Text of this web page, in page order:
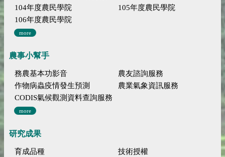
104年度農民學院
105年度農民學院
106年度農民學院
more
農事小幫手
務農基本功影音
農友諮詢服務
作物病蟲疫情發生預測
農業氣象資訊服務
CODIS氣候觀測資料查詢服務
more
研究成果
育成品種
技術授權